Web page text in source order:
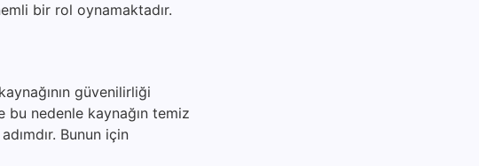
bir rol oynamaktadır.
güvenilirliği
bu nedenle kaynağın temiz
Bunun için